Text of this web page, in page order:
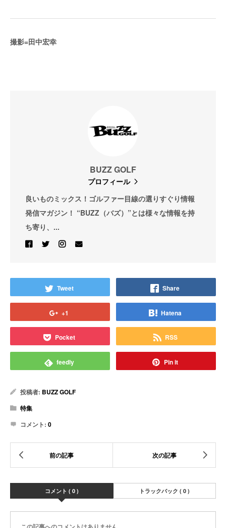
撮影=田中宏幸
BUZZ GOLF
プロフィール
良いものミックス！ゴルファー目線の選りすぐり情報
発信マガジン！ “BUZZ（バズ）”とは様々な情報を持
ち寄り、...
Tweet Share
+1 Hatena
Pocket RSS
feedly Pin it
投稿者: BUZZ GOLF
特集
コメント: 0
コメント ( 0 ) トラックバック ( 0 )